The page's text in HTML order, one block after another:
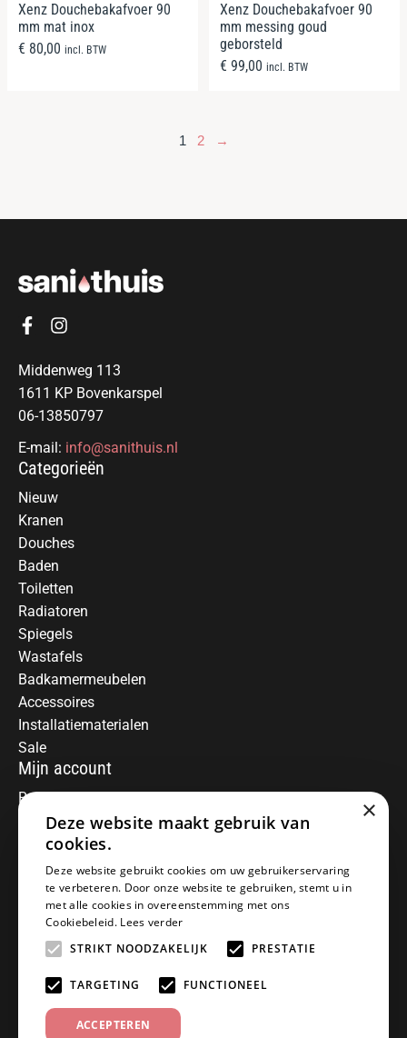
Xenz Douchebakafvoer 90
mm mat inox
€ 80,00 incl. BTW
Xenz Douchebakafvoer 90
mm messing goud
geborsteld
€ 99,00 incl. BTW
1 2 →
Middenweg 113
1611 KP Bovenkarspel
06-13850797
E-mail: info@sanithuis.nl
Categorieën
Nieuw
Kranen
Douches
Baden
Toiletten
Radiatoren
Spiegels
Wastafels
Badkamermeubelen
Accessoires
Installatiematerialen
Sale
Mijn account
Registreren
Mijn bestellingen
Informatie
Over ons
Algemene voorwaarden
Disclaimer
Privacy Policy
Betaalmethoden
Retourneren
Klantenservice
Offerte aanvragen
×
Deze website maakt gebruik van
cookies.
Deze website gebruikt cookies om uw gebruikerservaring
te verbeteren. Door onze website te gebruiken, stemt u in
met alle cookies in overeenstemming met ons
Cookiebeleid. Lees verder
STRIKT NOODZAKELIJK
PRESTATIE
TARGETING FUNCTIONEEL
ACCEPTEREN